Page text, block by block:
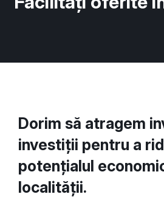
Dorim să atragem
investiții pentru a
potențialul
localității.